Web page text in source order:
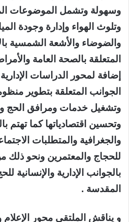
وسهولة وتشمل الموضوعات
وتلوث الهواء وإدارة وجودة
والضوضاء والأشعة الشمسية
المتعلقة بالصحة العامة
إضافة لمحور الدراسات
الجوانب المتعلقة بتطوير
وتشغيل خدمات ومرافق الحج
وتحسين اقتصادياتها كما تهتم
والجغرافية والمتطلبات
للحجاج والمعتمرين ونحو ذلك
بالجوانب الإدارية والإنسانية
المقدسة .
و يناقش الملتقى محور